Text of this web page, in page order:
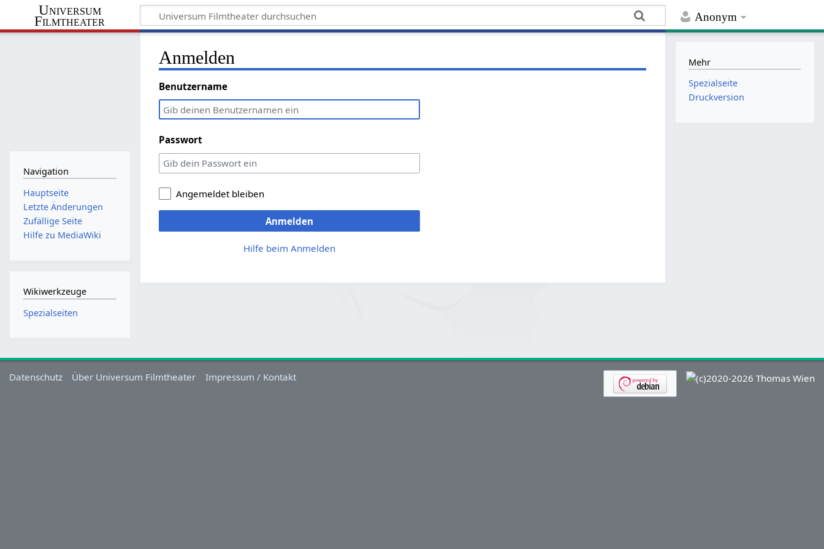
Anonym
Universum
Filmtheater
Anmelden
Benutzername
Passwort
Angemeldet bleiben
Anmelden
Hilfe beim Anmelden
Navigation
Hauptseite
Letzte Änderungen
Zufällige Seite
Hilfe zu MediaWiki
Wikiwerkzeuge
Spezialseiten
Mehr
Spezialseite
Druckversion
Datenschutz Über Universum Filmtheater Impressum / Kontakt